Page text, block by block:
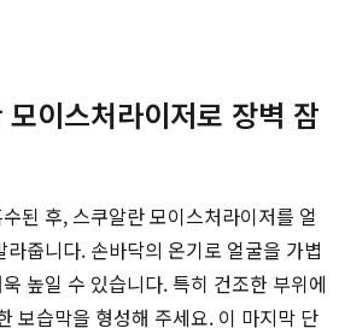
이스처라이저로 장벽 잠
된 후, 스쿠알란 모이스처라이저를 얼
줍니다. 손바닥의 온기로 얼굴을 가볍
높일 수 있습니다. 특히 건조한 부위에
보습막을 형성해 주세요. 이 마지막 단